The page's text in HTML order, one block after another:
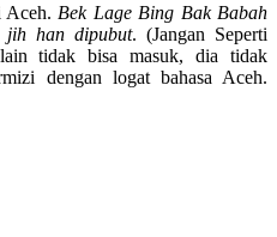
Aceh. Bek Lage Bing Bak Babah
jih han dipubut. (Jangan Seperti
tidak bisa masuk, dia tidak
dengan logat bahasa Aceh.